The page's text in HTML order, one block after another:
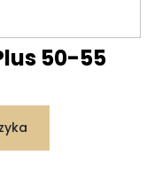
50-55